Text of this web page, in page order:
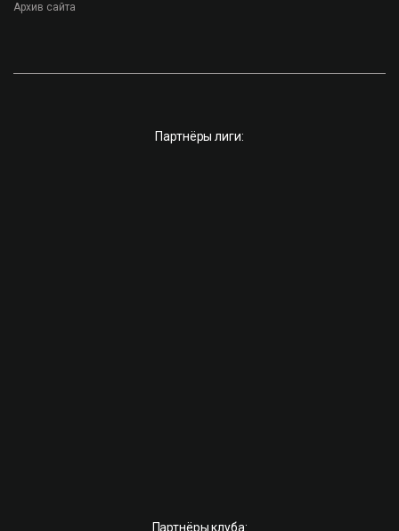
Архив сайта
Партнёры лиги:
Партнёры клуба: